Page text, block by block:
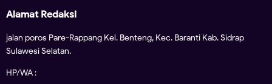
Alamat Redaksi
jalan poros Pare-Rappang Kel. Benteng, Kec. Baranti Kab. Sidrap
Sulawesi Selatan.
HP/WA :